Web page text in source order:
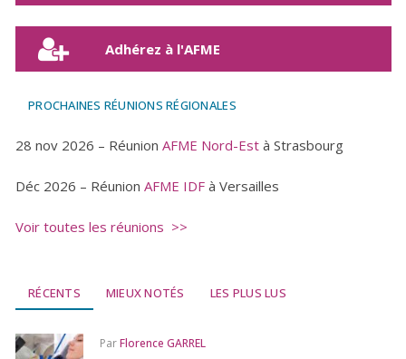
Adhérez à l'AFME
PROCHAINES RÉUNIONS RÉGIONALES
28 nov 2026 – Réunion AFME Nord-Est à Strasbourg
Déc 2026 – Réunion AFME IDF à Versailles
Voir toutes les réunions >>
RÉCENTS MIEUX NOTÉS LES PLUS LUS
ParFlorence GARREL